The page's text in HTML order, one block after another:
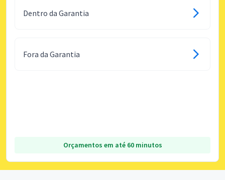
Dentro da Garantia
Fora da Garantia
Orçamentos em até 60 minutos